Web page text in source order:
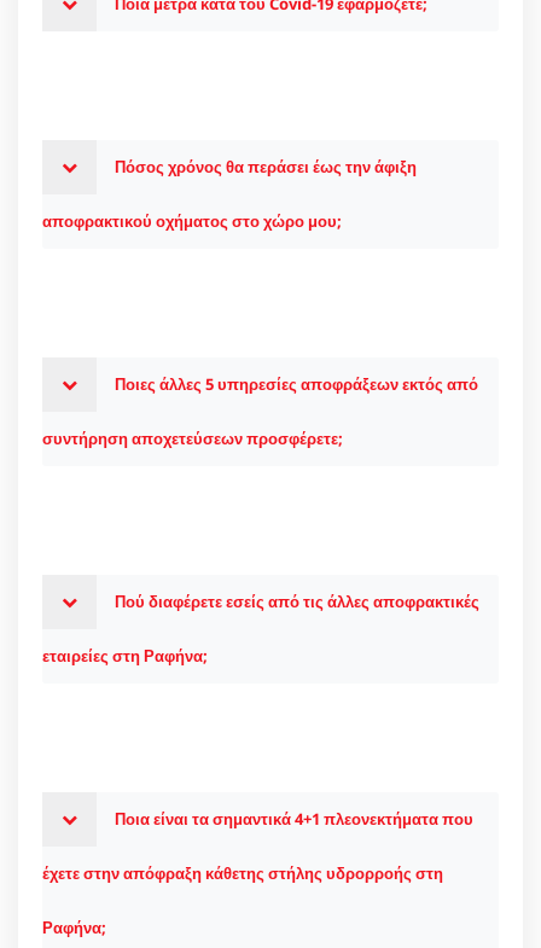
Πόσος χρόνος θα περάσει έως την άφιξη
αποφρακτικού οχήματος στο χώρο μου;
Ποιες άλλες 5 υπηρεσίες αποφράξεων εκτός από
συντήρηση αποχετεύσεων προσφέρετε;
Πού διαφέρετε εσείς από τις άλλες αποφρακτικές
εταιρείες στη Ραφήνα;
Ποια είναι τα σημαντικά 4+1 πλεονεκτήματα που
έχετε στην απόφραξη κάθετης στήλης υδρορροής στη
Ραφήνα;